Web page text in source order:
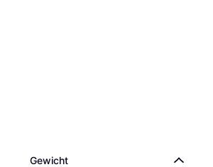
Gewicht